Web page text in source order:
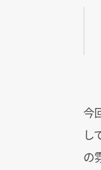
今
し
の